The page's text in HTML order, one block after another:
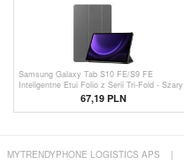
Samsung Galaxy Tab S10 FE/S9 FE
Inteligentne Etui Folio z Serii Tri-Fold - Szary
67,19 PLN
MYTRENDYPHONE LOGISTICS APS |